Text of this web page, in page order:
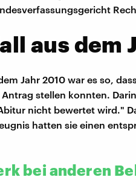
aus dem
Jahr 2010 war es so,
stellen konnten.
nicht bewertet wird."
hatten sie einen
bei anderen